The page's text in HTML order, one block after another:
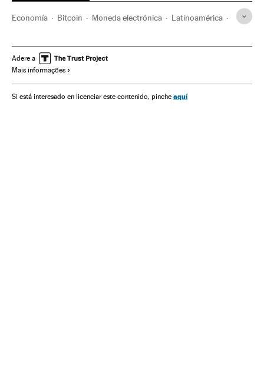
Economía Bitcoin Moneda electrónica Latinoamérica
Moneda Banco Central
Dólar (Granada)
Adere a
Mais informações
Si está interesado en licenciar este contenido, pinche aquí